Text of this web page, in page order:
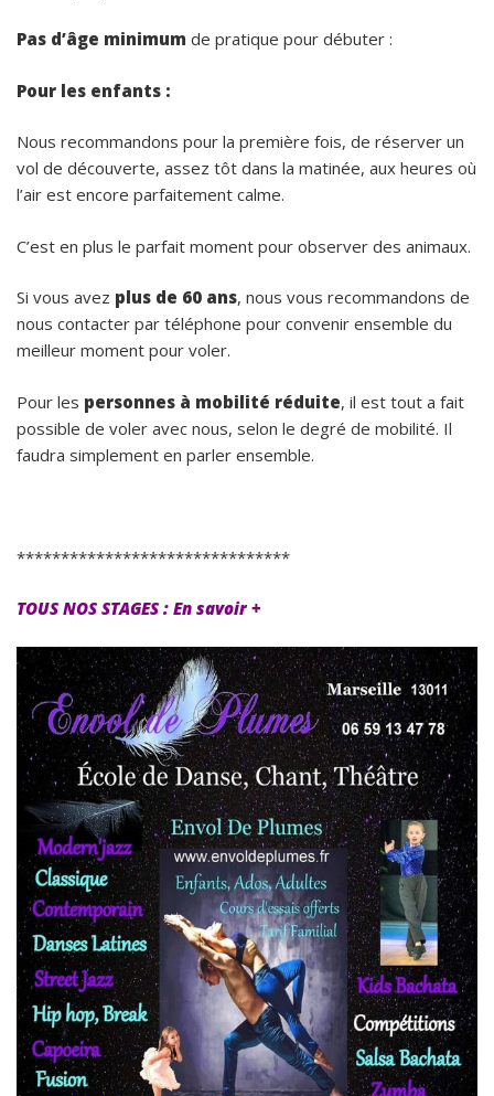
Pas d’âge minimum de pratique pour débuter :
Pour les enfants :
Nous recommandons pour la première fois, de réserver un
vol de découverte, assez tôt dans la matinée, aux heures où
l’air est encore parfaitement calme.
C’est en plus le parfait moment pour observer des animaux.
Si vous avez plus de 60 ans, nous vous recommandons de
nous contacter par téléphone pour convenir ensemble du
meilleur moment pour voler.
Pour les personnes à mobilité réduite, il est tout a fait
possible de voler avec nous, selon le degré de mobilité. Il
faudra simplement en parler ensemble.
*******************************
TOUS NOS STAGES : En savoir +